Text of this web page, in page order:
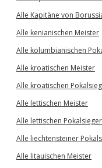
Alle Kapitäne von
Alle kenianischen Meister
Alle kolumbianischen
Alle kroatischen Meister
Alle kroatischen
Alle lettischen Meister
Alle lettischen Pokalsieger
Alle liechtensteiner
Alle litauischen Meister